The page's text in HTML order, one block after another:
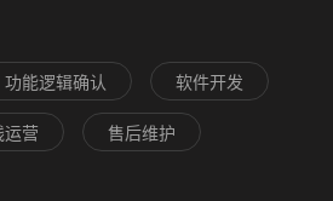
功能逻辑确认 软件开发
运营 售后维护